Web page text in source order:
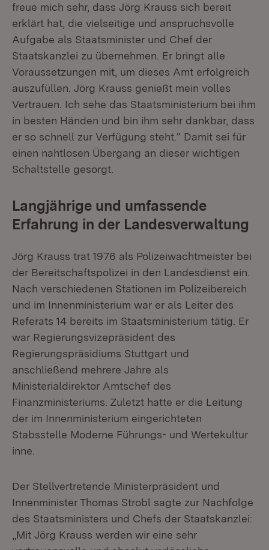
freue mich sehr, dass Jörg Krauss sich bereit
erklärt hat, die vielseitige und anspruchsvolle
Aufgabe als Staatsminister und Chef der
Staatskanzlei zu übernehmen. Er bringt alle
Voraussetzungen mit, um dieses Amt erfolgreich
auszufüllen. Jörg Krauss genießt mein volles
Vertrauen. Ich sehe das Staatsministerium bei ihm
in besten Händen und bin ihm sehr dankbar, dass
er so schnell zur Verfügung steht.“ Damit sei für
einen nahtlosen Übergang an dieser wichtigen
Schaltstelle gesorgt.
Langjährige und umfassende
Erfahrung in der Landesverwaltung
Jörg Krauss trat 1976 als Polizeiwachtmeister bei
der Bereitschaftspolizei in den Landesdienst ein.
Nach verschiedenen Stationen im Polizeibereich
und im Innenministerium war er als Leiter des
Referats 14 bereits im Staatsministerium tätig. Er
war Regierungsvizepräsident des
Regierungspräsidiums Stuttgart und
anschließend mehrere Jahre als
Ministerialdirektor Amtschef des
Finanzministeriums. Zuletzt hatte er die Leitung
der im Innenministerium eingerichteten
Stabsstelle Moderne Führungs- und Wertekultur
inne.
Der Stellvertretende Ministerpräsident und
Innenminister Thomas Strobl sagte zur Nachfolge
des Staatsministers und Chefs der Staatskanzlei:
„Mit Jörg Krauss werden wir eine sehr